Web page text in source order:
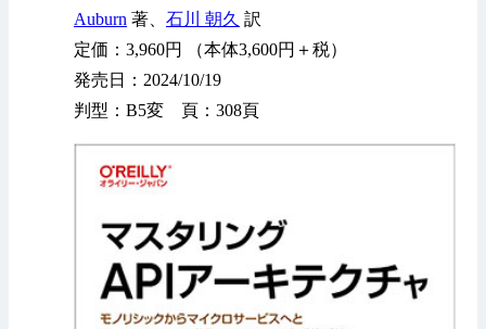
Auburn 著、 石川 朝久 訳
定価：3,960円 （本体3,600円＋税）
発売日：2024/10/19
判型：B5変 頁：308頁